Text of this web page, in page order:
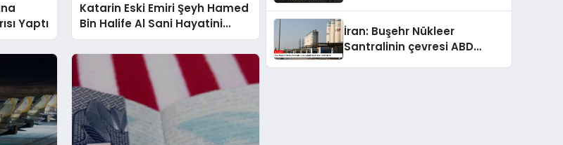
Yaptı
Katarin Eski Emiri Şeyh Hamed
Bin Halife Al Sani Hayatini
Kaybetti
İran: Buşehr Nükleer
Santralinin çevresi ABD